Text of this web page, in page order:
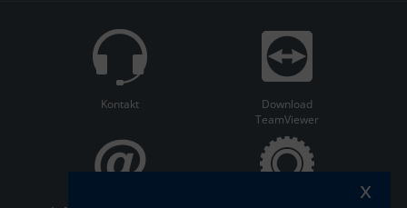
Kontakt
Download
TeamViewer
x